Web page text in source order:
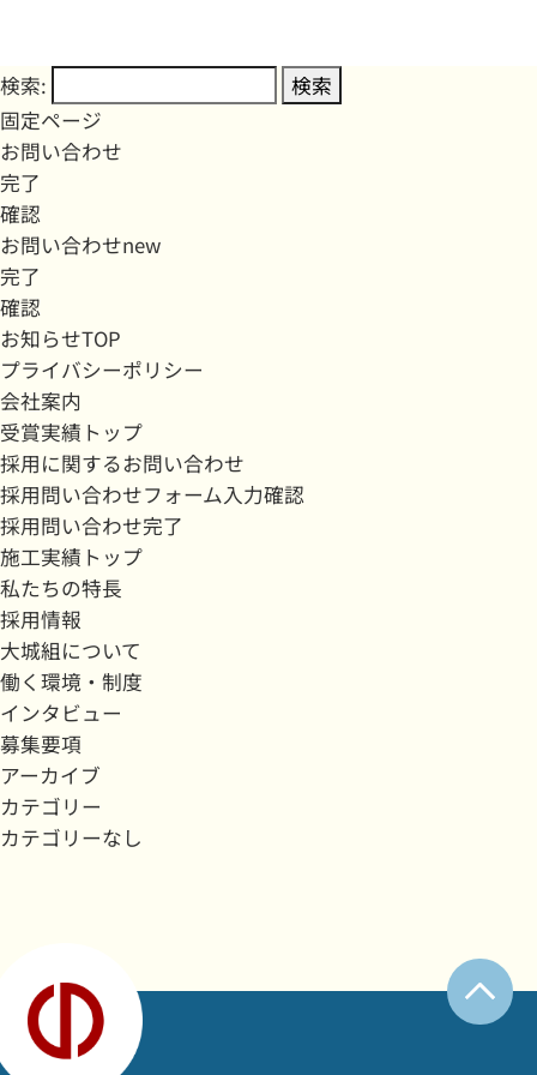
検索:
固定ページ
お問い合わせ
完了
確認
お問い合わせnew
完了
確認
お知らせTOP
プライバシーポリシー
会社案内
受賞実績トップ
採用に関するお問い合わせ
採用問い合わせフォーム入力確認
採用問い合わせ完了
施工実績トップ
私たちの特長
採用情報
大城組について
働く環境・制度
インタビュー
募集要項
アーカイブ
カテゴリー
カテゴリーなし